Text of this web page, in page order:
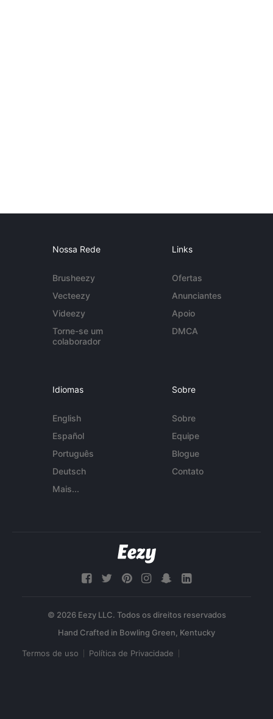
Nossa Rede
Brusheezy
Vecteezy
Videezy
Torne-se um
colaborador
Links
Ofertas
Anunciantes
Apoio
DMCA
Idiomas
English
Español
Português
Deutsch
Mais...
Sobre
Sobre
Equipe
Blogue
Contato
© 2026 Eezy LLC. Todos os direitos reservados
Termos de uso Política de Privacidade